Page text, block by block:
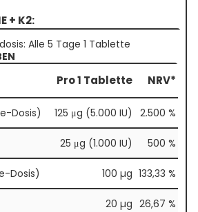
+ K2:
Alle 5 Tage 1 Tablette
Pro 1 Tablette NRV*
Dosis) 125 μg (5.000 IU) 2.500 %
25 μg (1.000 IU) 500 %
Dosis) 100 µg 133,33 %
20 µg 26,67 %